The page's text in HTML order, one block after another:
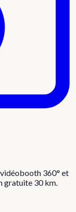
360° et
gratuite 30 km.